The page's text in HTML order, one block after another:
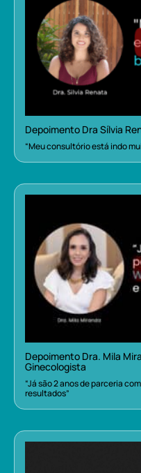
Depoimento Dra Sílvia
“Meu consultório está indo
Depoimento Dra. Mila
Ginecologista
“Já são 2 anos de parceria
resultados”